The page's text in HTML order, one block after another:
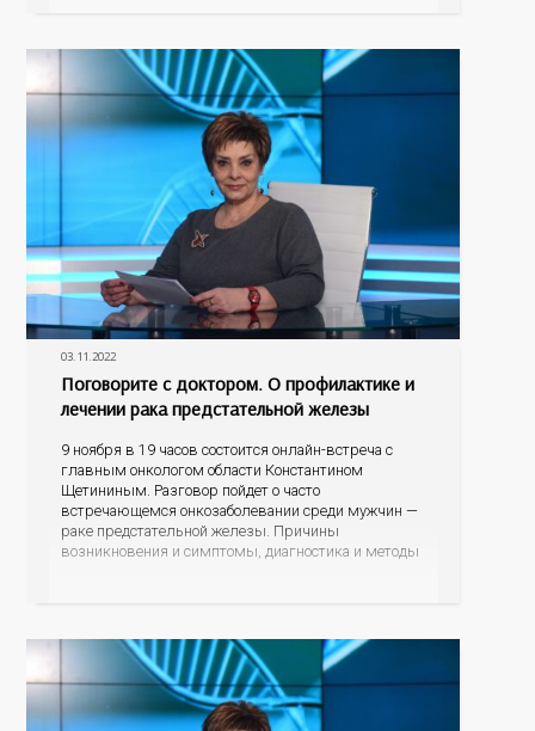
возникновения
03.11.2022
Поговорите с доктором. О профилактике и
лечении рака предстательной железы
9 ноября в 19 часов состоится онлайн-встреча с
главным онкологом области Константином
Щетининым. Разговор пойдет о часто
встречающемся онкозаболевании среди мужчин —
раке предстательной железы. Причины
возникновения и симптомы, диагностика и методы